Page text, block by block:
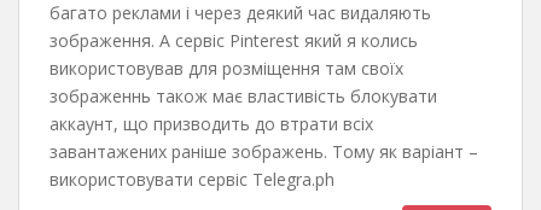
багато реклами і через деякий час видаляють
зображення. А сервіс Pinterest який я колись
використовував для розміщення там своїх
зображеннь також має властивість блокувати
аккаунт, що призводить до втрати всіх
завантажених раніше зображень. Тому як варіант –
використовувати сервіс Telegra.ph